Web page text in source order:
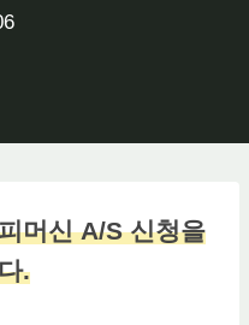
머신 A/S 신청을
.